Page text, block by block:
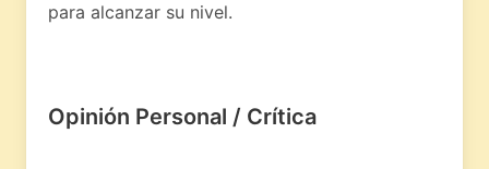
para alcanzar su nivel.
Opinión Personal / Crítica